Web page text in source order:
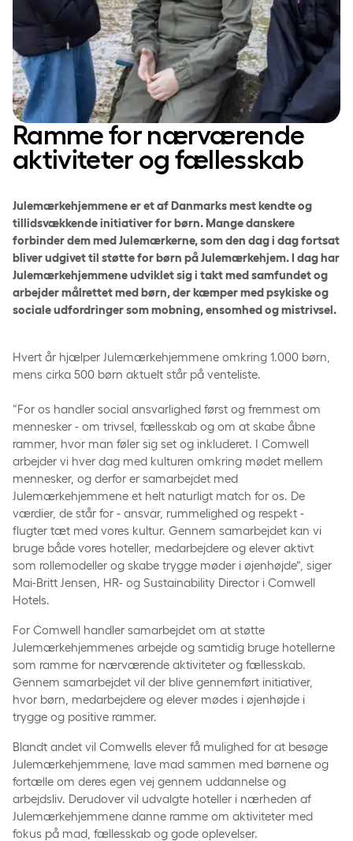
Ramme for nærværende
aktiviteter og fællesskab
Julemærkehjemmene er et af Danmarks mest kendte og
tillidsvækkende initiativer for børn. Mange danskere
forbinder dem med Julemærkerne, som den dag i dag fortsat
bliver udgivet til støtte for børn på Julemærkehjem. I dag har
Julemærkehjemmene udviklet sig i takt med samfundet og
arbejder målrettet med børn, der kæmper med psykiske og
sociale udfordringer som mobning, ensomhed og mistrivsel.
Hvert år hjælper Julemærkehjemmene omkring 1.000 børn,
mens cirka 500 børn aktuelt står på venteliste.
“For os handler social ansvarlighed først og fremmest om
mennesker - om trivsel, fællesskab og om at skabe åbne
rammer, hvor man føler sig set og inkluderet. I Comwell
arbejder vi hver dag med kulturen omkring mødet mellem
mennesker, og derfor er samarbejdet med
Julemærkehjemmene et helt naturligt match for os. De
værdier, de står for - ansvar, rummelighed og respekt -
flugter tæt med vores kultur. Gennem samarbejdet kan vi
bruge både vores hoteller, medarbejdere og elever aktivt
som rollemodeller og skabe trygge møder i øjenhøjde”, siger
Mai-Britt Jensen, HR- og Sustainability Director i Comwell
Hotels.
For Comwell handler samarbejdet om at støtte
Julemærkehjemmenes arbejde og samtidig bruge hotellerne
som ramme for nærværende aktiviteter og fællesskab.
Gennem samarbejdet vil der blive gennemført initiativer,
hvor børn, medarbejdere og elever mødes i øjenhøjde i
trygge og positive rammer.
Blandt andet vil Comwells elever få mulighed for at besøge
Julemærkehjemmene, lave mad sammen med børnene og
fortælle om deres egen vej gennem uddannelse og
arbejdsliv. Derudover vil udvalgte hoteller i nærheden af
Julemærkehjemmene danne ramme om aktiviteter med
fokus på mad, fællesskab og gode oplevelser.